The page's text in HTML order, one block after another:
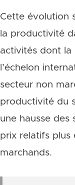
Cette évolution
la productivité
activités dont la
l’échelon
secteur non
productivité du
une hausse des
prix relatifs plus
marchands.